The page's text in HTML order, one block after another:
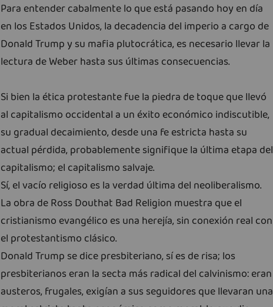
Para entender cabalmente lo que está pasando hoy en día
en los Estados Unidos, la decadencia del imperio a cargo de
Donald Trump y su mafia plutocrática, es necesario llevar la
lectura de Weber hasta sus últimas consecuencias.
Si bien la ética protestante fue la piedra de toque que llevó
al capitalismo occidental a un éxito económico indiscutible,
su gradual decaimiento, desde una fe estricta hasta su
actual pérdida, probablemente signifique la última etapa del
capitalismo; el capitalismo salvaje.
Sí, el vacío religioso es la verdad última del neoliberalismo.
La obra de Ross Douthat Bad Religion muestra que el
cristianismo evangélico es una herejía, sin conexión real con
el protestantismo clásico.
Donald Trump se dice presbiteriano, sí es de risa; los
presbiterianos eran la secta más radical del calvinismo: eran
austeros, frugales, exigían a sus seguidores que llevaran una